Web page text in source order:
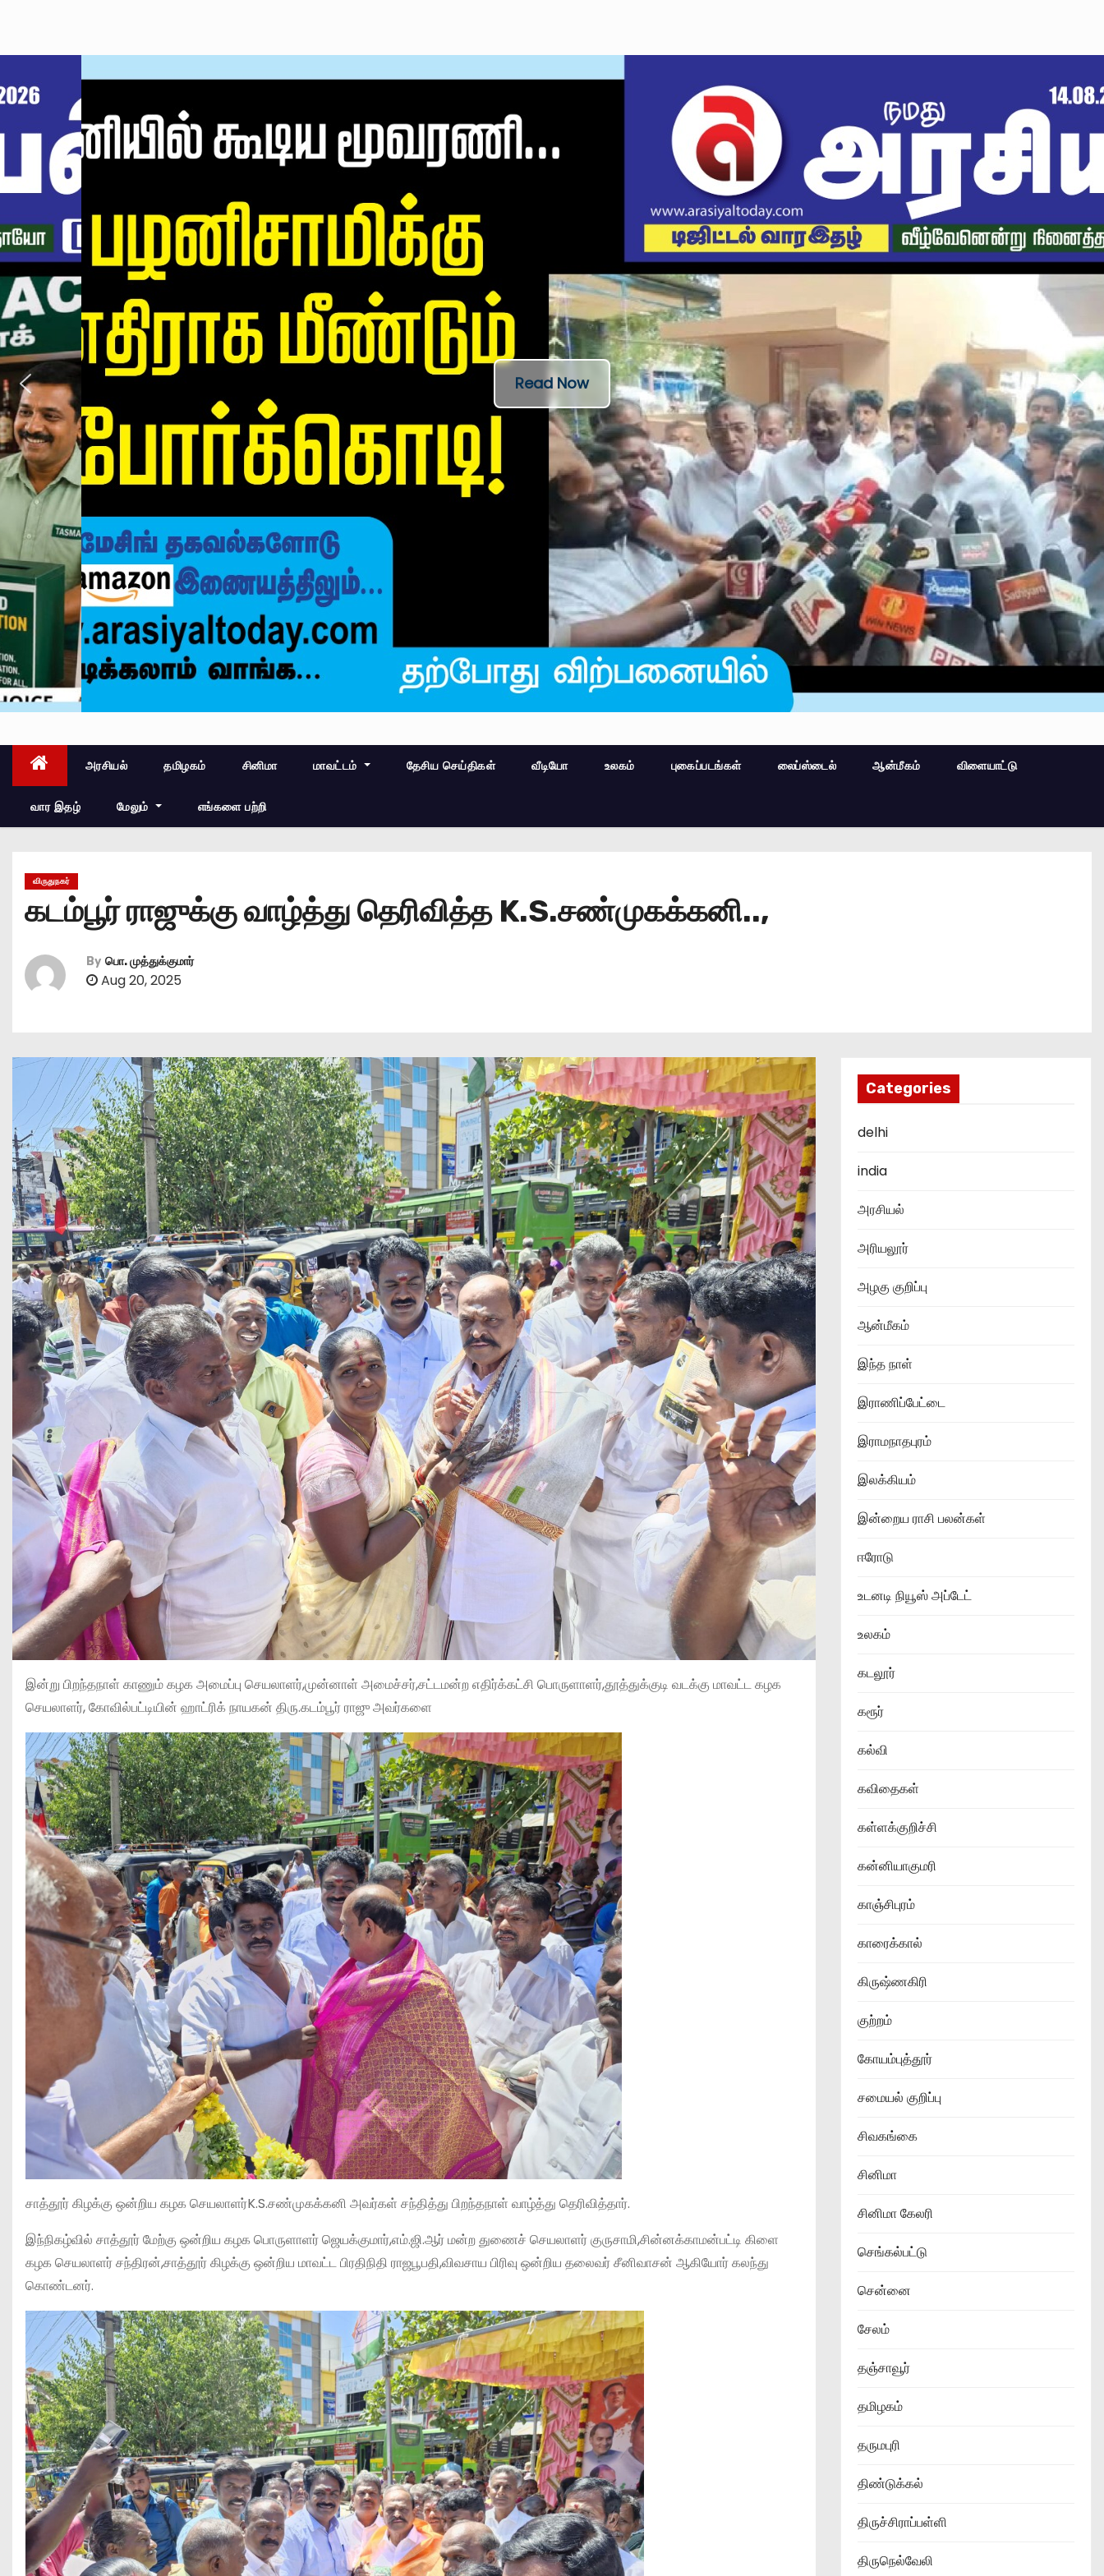
Read Now
அரசியல் தமிழகம் சினிமா மாவட்டம் தேசிய செய்திகள் வீடியோ உலகம் புகைப்படங்கள் லைப்ஸ்டைல் ஆன்மீகம் விளையாட்டு
வார இதழ் மேலும் எங்களை பற்றி
விருதுநகர்
கடம்பூர் ராஜுக்கு வாழ்த்து தெரிவித்த K.S.சண்முகக்கனி..,
By பொ. முத்துக்குமார்
Aug 20, 2025
இன்று பிறந்தநாள் காணும் கழக அமைப்பு செயலாளர்,முன்னாள் அமைச்சர்,சட்டமன்ற எதிர்க்கட்சி பொருளாளர்,தூத்துக்குடி வடக்கு மாவட்ட கழக
செயலாளர், கோவில்பட்டியின் ஹாட்ரிக் நாயகன் திரு.கடம்பூர் ராஜு அவர்களை
சாத்தூர் கிழக்கு ஒன்றிய கழக செயலாளர்K.S.சண்முகக்கனி அவர்கள் சந்தித்து பிறந்தநாள் வாழ்த்து தெரிவித்தார்.
இந்நிகழ்வில் சாத்தூர் மேற்கு ஒன்றிய கழக பொருளாளர் ஜெயக்குமார்,எம்.ஜி.ஆர் மன்ற துணைச் செயலாளர் குருசாமி,சின்னக்காமன்பட்டி கிளை
கழக செயலாளர் சந்திரன்,சாத்தூர் கிழக்கு ஒன்றிய மாவட்ட பிரதிநிதி ராஜபூபதி,விவசாய பிரிவு ஒன்றிய தலைவர் சீனிவாசன் ஆகியோர் கலந்து
கொண்டனர்.
Categories
delhi
india
அரசியல்
அரியலூர்
அழகு குறிப்பு
ஆன்மீகம்
இந்த நாள்
இராணிப்பேட்டை
இராமநாதபுரம்
இலக்கியம்
இன்றைய ராசி பலன்கள்
ஈரோடு
உடனடி நியூஸ் அப்டேட்
உலகம்
கடலூர்
கரூர்
கல்வி
கவிதைகள்
கள்ளக்குறிச்சி
கன்னியாகுமரி
காஞ்சிபுரம்
காரைக்கால்
கிருஷ்ணகிரி
குற்றம்
கோயம்புத்தூர்
சமையல் குறிப்பு
சிவகங்கை
சினிமா
சினிமா கேலரி
செங்கல்பட்டு
சென்னை
சேலம்
தஞ்சாவூர்
தமிழகம்
தருமபுரி
திண்டுக்கல்
திருச்சிராப்பள்ளி
திருநெல்வேலி